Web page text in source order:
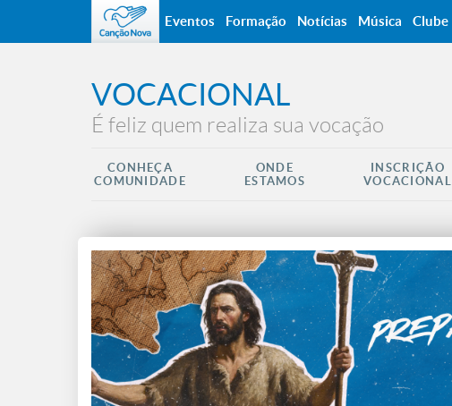
VOCACIONAL
É feliz quem realiza sua vocação
CONHEÇA
COMUNIDADE
ONDE
ESTAMOS
INSCRIÇÃO
VOCACIONAL
Eventos Formação Notícias Música Clube